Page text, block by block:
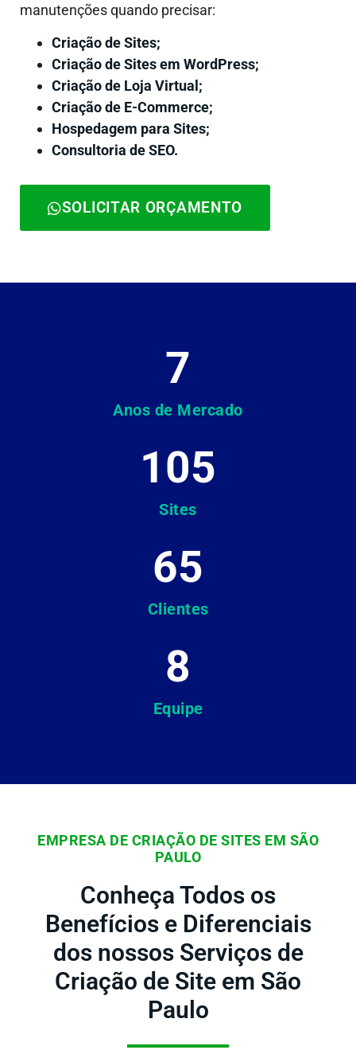
manutenções quando precisar:
Criação de Sites;
Criação de Sites em WordPress;
Criação de Loja Virtual;
Criação de E-Commerce;
Hospedagem para Sites;
Consultoria de SEO.
SOLICITAR ORÇAMENTO
Anos de Mercado
7
Sites
105
Clientes
65
Equipe
8
EMPRESA DE CRIAÇÃO DE SITES EM SÃO
PAULO
Conheça Todos os
Benefícios e Diferenciais
dos nossos Serviços de
Criação de Site em São
Paulo